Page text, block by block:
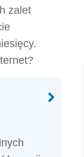
zalet